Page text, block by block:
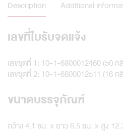
Description Additional
เลขที่ใบรับจดแจ้ง
เลขชุดที่ 1: 10-1-6800012460 (50 ก
เลขชุดที่ 2: 10-1-6800012511 (16 ก
ขนาดบรรจุภัณฑ์
กว้าง 4.1 ซม. x ยาว 6.5 ซม. x สูง